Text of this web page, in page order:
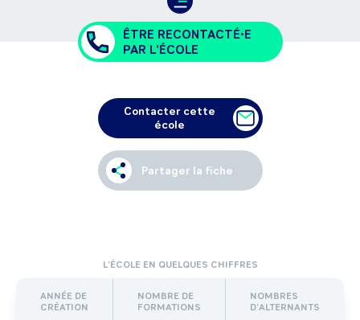
ÊTRE RECONTACTÉ•E
PAR L'ÉCOLE
Contacter cette
école
Partager la fiche
L’ÉCOLE EN QUELQUES CHIFFRES
ANNÉE DE
CRÉATION
NOMBRE DE
FORMATIONS
NOMBRES
D’ALTERNANTS